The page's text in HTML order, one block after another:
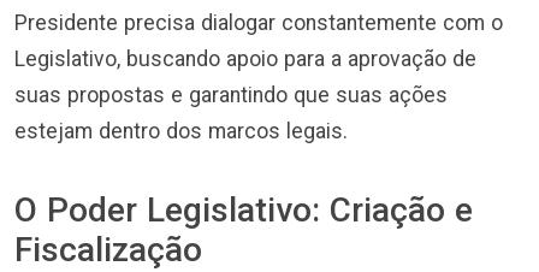
Presidente precisa dialogar constantemente com o
Legislativo, buscando apoio para a aprovação de
suas propostas e garantindo que suas ações
estejam dentro dos marcos legais.
O Poder Legislativo: Criação e
Fiscalização